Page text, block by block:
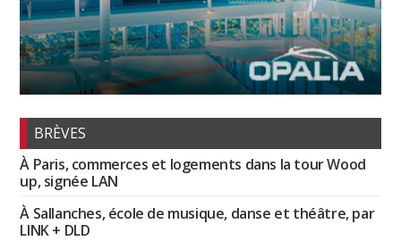
BRÈVES
À Paris, commerces et logements dans la tour Wood
up, signée LAN
À Sallanches, école de musique, danse et théâtre, par
LINK + DLD